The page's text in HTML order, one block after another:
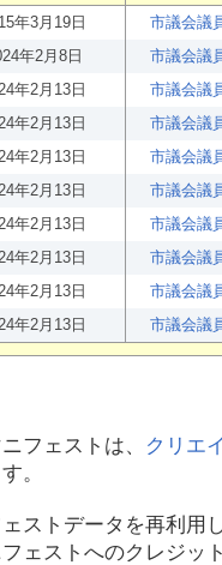
年3月19日
市議会議
年2月8日
市議会議
年2月13日
市議会議
年2月13日
市議会議
年2月13日
市議会議
年2月13日
市議会議
年2月13日
市議会議
年2月13日
市議会議
年2月13日
市議会議
年2月13日
市議会議
フェストは、 クリエ
。
ストデータを再利用
ェストへのクレジッ